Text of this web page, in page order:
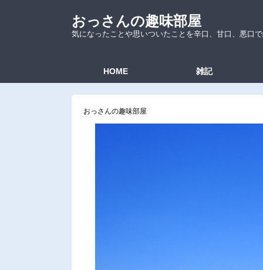
おっさんの趣味部屋
気になったことや思いついたことを辛口、甘口、悪口
HOME 雑記
おっさんの趣味部屋